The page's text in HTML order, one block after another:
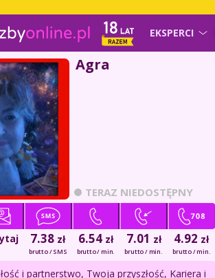
EKSPERCI
Agra
TERAZ NIEDOSTĘPNY
7.38 zł
brutto / SMS
6.54 zł
brutto / min.
7.01 zł
brutto / min.
4.92 zł
brutto / min.
i partnerstwo, Twoja przyszłość, Kariera i